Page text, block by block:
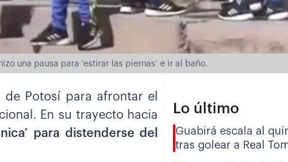
una pausa para ‘estirar las piernas’ e ir al baño.
Potosí para afrontar el
En su trayecto hacia
para distenderse del
Lo último
Guabirá escala al
tras golear a Real